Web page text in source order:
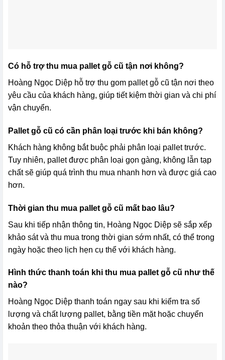
Có hỗ trợ thu mua pallet gỗ cũ tận nơi không?
Hoàng Ngọc Diệp hỗ trợ thu gom pallet gỗ cũ tận nơi theo
yêu cầu của khách hàng, giúp tiết kiệm thời gian và chi phí
vận chuyển.
Pallet gỗ cũ có cần phân loại trước khi bán không?
Khách hàng không bắt buộc phải phân loại pallet trước.
Tuy nhiên, pallet được phân loại gọn gàng, không lẫn tạp
chất sẽ giúp quá trình thu mua nhanh hơn và được giá cao
hơn.
Thời gian thu mua pallet gỗ cũ mất bao lâu?
Sau khi tiếp nhận thông tin, Hoàng Ngọc Diệp sẽ sắp xếp
khảo sát và thu mua trong thời gian sớm nhất, có thể trong
ngày hoặc theo lịch hẹn cụ thể với khách hàng.
Hình thức thanh toán khi thu mua pallet gỗ cũ như thế
nào?
Hoàng Ngọc Diệp thanh toán ngay sau khi kiểm tra số
lượng và chất lượng pallet, bằng tiền mặt hoặc chuyển
khoản theo thỏa thuận với khách hàng.